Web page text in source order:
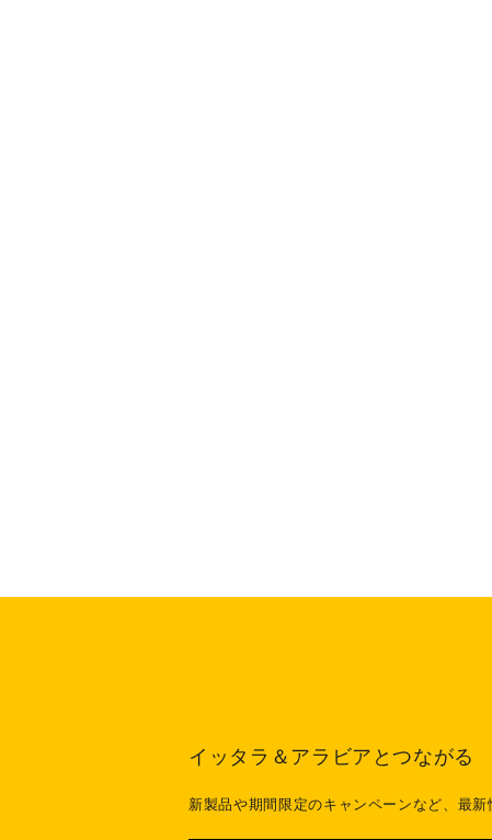
イッタラ＆アラビアとつながる
新製品や期間限定のキャンペーンなど、最